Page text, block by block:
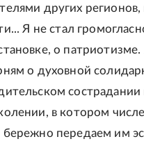
других
Я не стал
о
о духовной
в котором
передаем им